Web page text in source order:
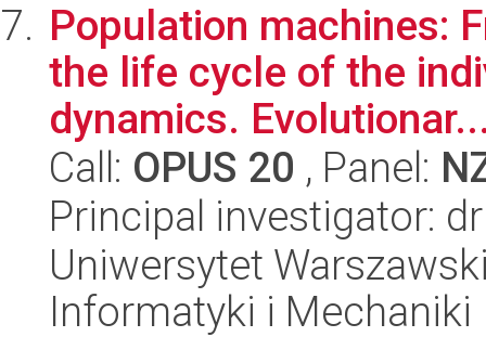
Population machines:
the life cycle of the
dynamics.
Call: OPUS 20 , Panel:
Principal investigator:
Uniwersytet
Informatyki i Mechaniki